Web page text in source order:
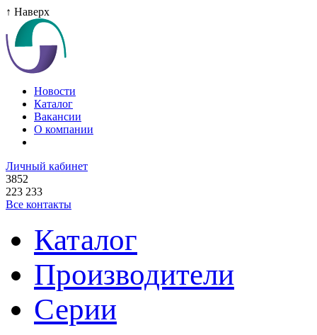
↑ Наверх
Новости
Каталог
Вакансии
О компании
Личный кабинет
3852
223 233
Все контакты
Каталог
Производители
Серии